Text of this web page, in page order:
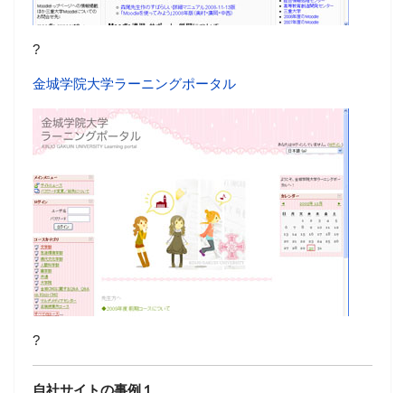
?
金城学院大学ラーニングポータル
?
自社サイトの事例１